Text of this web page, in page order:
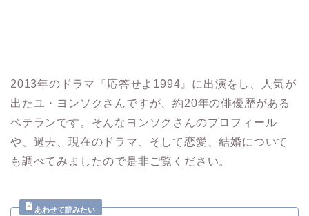
2013年のドラマ『応答せよ1994』に出演をし、人気が
出た ユ・ヨンソクさんですが、約20年の俳優歴がある
ベテランです。 そんなヨンソクさんのプロフィール
や、過去、現在のドラマ、そして恋愛、結婚について
も調べてみましたので是非ご覧ください。